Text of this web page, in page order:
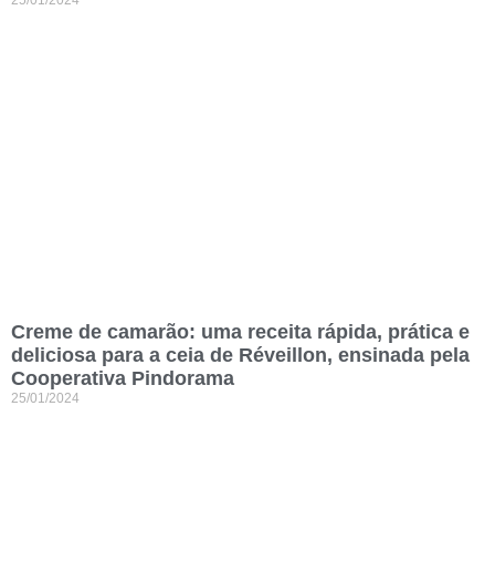
Creme de camarão: uma receita rápida, prática e
deliciosa para a ceia de Réveillon, ensinada pela
Cooperativa Pindorama
25/01/2024